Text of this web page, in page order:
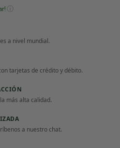
ⓘ
a nivel mundial.
tarjetas de crédito y débito.
más alta calidad.
a nuestro chat.